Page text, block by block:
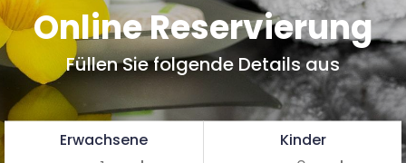
Online Reservierung
Füllen Sie folgende Details aus
Erwachsene Kinder